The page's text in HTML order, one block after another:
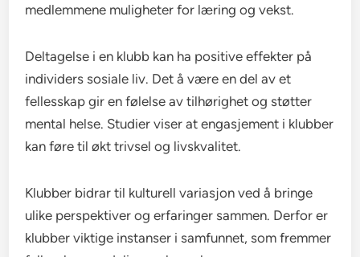
medlemmene muligheter for læring og vekst.
Deltagelse i en klubb kan ha positive effekter på
individers sosiale liv. Det å være en del av et
fellesskap gir en følelse av tilhørighet og støtter
mental helse. Studier viser at engasjement i klubber
kan føre til økt trivsel og livskvalitet.
Klubber bidrar til kulturell variasjon ved å bringe
ulike perspektiver og erfaringer sammen. Derfor er
klubber viktige instanser i samfunnet, som fremmer